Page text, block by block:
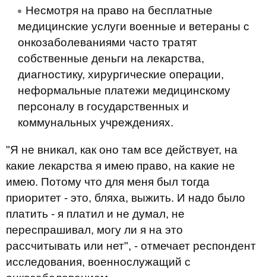
Несмотря на право на бесплатные
медицинские услуги военные и ветераны с
онкозаболеваниями часто тратят
собственные деньги на лекарства,
диагностику, хирургические операции,
неформальные платежи медицинскому
персоналу в государственных и
коммунальных учреждениях.
"Я не вникал, как оно там все действует, на
какие лекарства я имею право, на какие не
имею. Потому что для меня был тогда
приоритет - это, бляха, выжить. И надо было
платить - я платил и не думал, не
переспрашивал, могу ли я на это
рассчитывать или нет", - отмечает респондент
исследования, военнослужащий с